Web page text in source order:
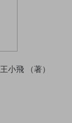
王小飛 （著）